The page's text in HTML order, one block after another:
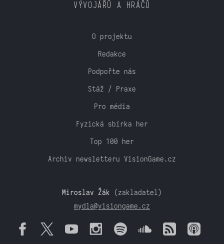
VÝVOJÁŘŮ A HRÁČŮ
O projektu
Redakce
Podpořte nás
Stáž / Praxe
Pro média
Fyzická sbírka her
Top 100 her
Archiv newsletteru VisionGame.cz
Miroslav Žák (zakladatel)
mydla@visiongame.cz